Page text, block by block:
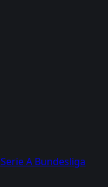
Serie A Bundesliga